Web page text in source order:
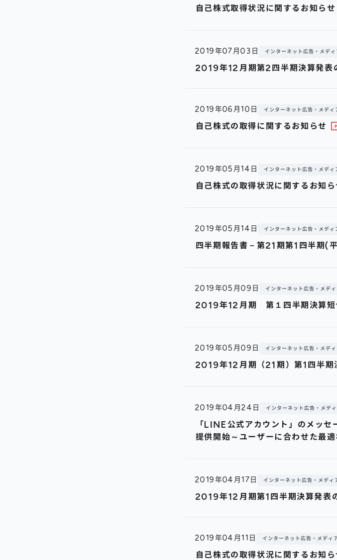
自己株式取得状況に関するお知らせ
2019年07月03日 インターネット広告・メディ
2019年12月期第2四半期決算発表
2019年06月10日 インターネット広告・メディ
自己株式の取得に関するお知らせ
2019年05月14日 インターネット広告・メディ
自己株式の取得状況に関するお知ら
2019年05月14日 インターネット広告・メディ
四半期報告書－第21期第1四半期(
2019年05月09日 インターネット広告・メデ
2019年12月期 第１四半期決算
2019年05月09日 インターネット広告・メデ
2019年12月期（21期）第1四半期
2019年04月24日 インターネット広告・メデ
「LINE公式アカウント」のメッ
提供開始～ユーザーに合わせた最
2019年04月17日 インターネット広告・メディ
2019年12月期第1四半期決算発表
2019年04月11日 インターネット広告・メディ
自己株式の取得状況に関するお知ら